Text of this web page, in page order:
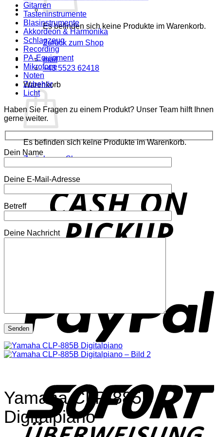
Es befinden sich keine Produkte im Warenkorb.
Zurück zum Shop
mail
+43 5523 62418
Warenkorb
Es befinden sich keine Produkte im Warenkorb.
Zurück zum Shop
Gitarren
Tasteninstrumente
Blasinstrumente
Akkordeon & Harmonika
Schlagzeug
Recording
PA-Equipment
Mikrofone
Noten
Zubehör
Licht
Haben Sie Fragen zu einem Produkt? Unser Team hilft Ihnen
gerne weiter.
Dein Name
Deine E-Mail-Adresse
Betreff
Deine Nachricht
Yamaha CLP-885B
Digitalpiano